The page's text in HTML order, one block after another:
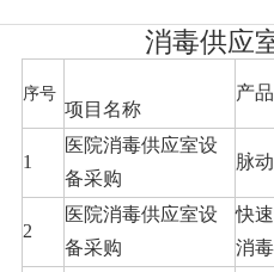
消毒供应
序号
项目名称
产
1
医院消毒供应室设
备采购
脉
2
医院消毒供应室设
备采购
快
消